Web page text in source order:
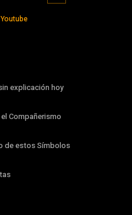
Youtube
explicación hoy
Compañerismo
de estos Símbolos